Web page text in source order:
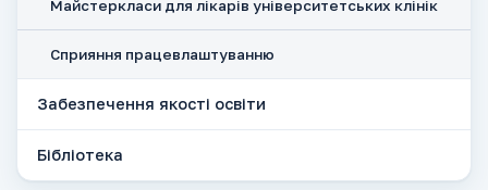
Майстеркласи для лікарів університетських клінік
Сприяння працевлаштуванню
Забезпечення якості освіти
Бібліотека